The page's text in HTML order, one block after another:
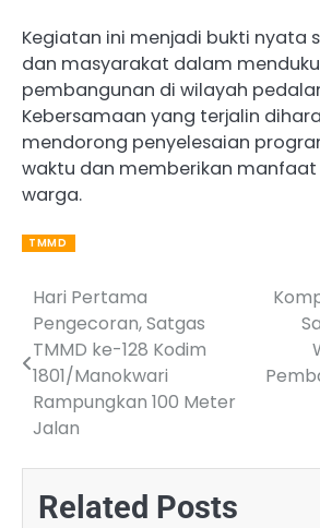
Kegiatan ini menjadi bukti nyata
dan masyarakat dalam
pembangunan di wilayah
Kebersamaan yang terjalin
mendorong penyelesaian
waktu dan memberikan
warga.
TMMD
Post
navigation
Hari Pertama
Pengecoran, Satgas
TMMD ke-128 Kodim
1801/Manokwari
Rampungkan 100 Meter
Jalan
Related Posts